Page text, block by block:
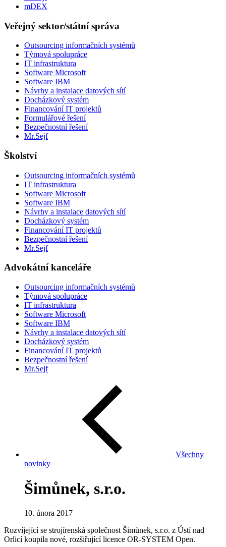
mDEX
Veřejný sektor/státní správa
Outsourcing informačních systémů
Týmová spolupráce
IT infrastruktura
Software Microsoft
Software IBM
Návrhy a instalace datových sítí
Docházkový systém
Financování IT projektů
Formulářové řešení
Bezpečnostní řešení
Mr.Sejf
Školství
Outsourcing informačních systémů
IT infrastruktura
Software Microsoft
Software IBM
Návrhy a instalace datových sítí
Docházkový systém
Financování IT projektů
Bezpečnostní řešení
Mr.Sejf
Advokátní kanceláře
Outsourcing informačních systémů
Týmová spolupráce
IT infrastruktura
Software Microsoft
Software IBM
Návrhy a instalace datových sítí
Docházkový systém
Financování IT projektů
Bezpečnostní řešení
Mr.Sejf
Všechny
novinky
Šimůnek, s.r.o.
10. února 2017
Rozvíjející se strojírenská společnost Šimůnek, s.r.o. z Ústí nad
Orlicí koupila nové, rozšiřující licence OR-SYSTEM Open.